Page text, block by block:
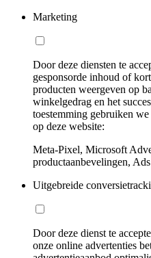
Marketing
Door deze diensten te
gesponsorde inhoud of
producten weergeven op
winkelgedrag en het
toestemming gebruiken
op deze website:
Meta-Pixel, Microsoft
productaanbevelingen,
Uitgebreide
Door deze dienst te
onze online advertenties